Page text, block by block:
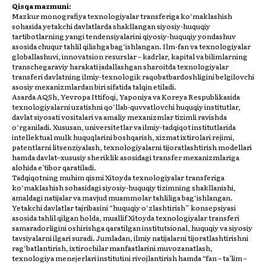
Qisqa mazmuni:
Mazkur monografiya texnologiyalar transferiga ko‘maklashish
sohasida yetakchi davlatlarda shakllangan siyosiy-huquqiy
tartibotlarning yangi tendensiyalarini qiyosiy-huquqiy yondashuv
asosida chuqur tahlil qilishga bag‘ishlangan. Ilm-fan va texnologiyalar
globallashuvi, innovatsion resurslar – kadrlar, kapital va bilimlarning
transchegaraviy harakati jadallashgan sharoitda texnologiyalar
transferi davlatning ilmiy-texnologik raqobatbardoshligini belgilovchi
asosiy mexanizmlardan biri sifatida talqin etiladi.
Asarda AQSh, Yevropa Ittifoqi, Yaponiya va Koreya Respublikasida
texnologiyalarni uzatishni qo‘llab-quvvatlovchi huquqiy institutlar,
davlat siyosati vositalari va amaliy mexanizmlar tizimli ravishda
o‘rganiladi. Xususan, universitetlar va ilmiy-tadqiqot institutlarida
intellektual mulk huquqlarini boshqarish, xizmat ixtirolari rejimi,
patentlarni litsenziyalash, texnologiyalarni tijoratlashtirish modellari
hamda davlat–xususiy sheriklik asosidagi transfer mexanizmlariga
alohida e’tibor qaratiladi.
Tadqiqotning muhim qismi Xitoyda texnologiyalar transferiga
ko‘maklashish sohasidagi siyosiy-huquqiy tizimning shakllanishi,
amaldagi natijalar va mavjud muammolar tahliliga bag‘ishlangan.
Yetakchi davlatlar tajribasini “huquqiy o‘zlashtirish” konsepsiyasi
asosida tahlil qilgan holda, muallif Xitoyda texnologiyalar transferi
samaradorligini oshirishga qaratilgan institutsional, huquqiy va siyosiy
tavsiyalarni ilgari suradi. Jumladan, ilmiy natijalarni tijoratlashtirishni
rag‘batlantirish, ixtirochilar manfaatlarini muvozanatlash,
texnologiya menejerlari institutini rivojlantirish hamda “fan – ta’lim –